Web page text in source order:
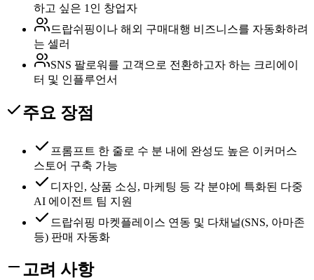
하고 싶은 1인 창업자
드랍쉬핑이나 해외 구매대행 비즈니스를 자동화하려
는 셀러
SNS 팔로워를 고객으로 전환하고자 하는 크리에이
터 및 인플루언서
주요 장점
프롬프트 한 줄로 수 분 내에 완성도 높은 이커머스
스토어 구축 가능
디자인, 상품 소싱, 마케팅 등 각 분야에 특화된 다중
AI 에이전트 팀 지원
드랍쉬핑 마켓플레이스 연동 및 다채널(SNS, 아마존
등) 판매 자동화
고려 사항